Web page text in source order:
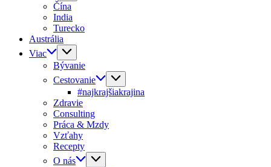
Čína
India
Turecko
Austrália
Viac
Bývanie
Cestovanie
#najkrajšiakrajina
Zdravie
Consulting
Práca & Mzdy
Vzťahy
Recepty
O nás